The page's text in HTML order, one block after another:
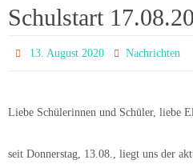
Schulstart
13. August 2020 Nachrichten
Liebe Schülerinnen und Schüler, liebe
seit Donnerstag, 13.08., liegt uns der